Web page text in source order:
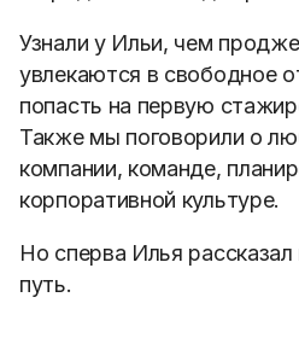
Узнали у Ильи, чем
увлекаются в свободное
попасть на первую
Также мы поговорили о
компании, команде,
корпоративной культуре.
Но сперва Илья
путь.